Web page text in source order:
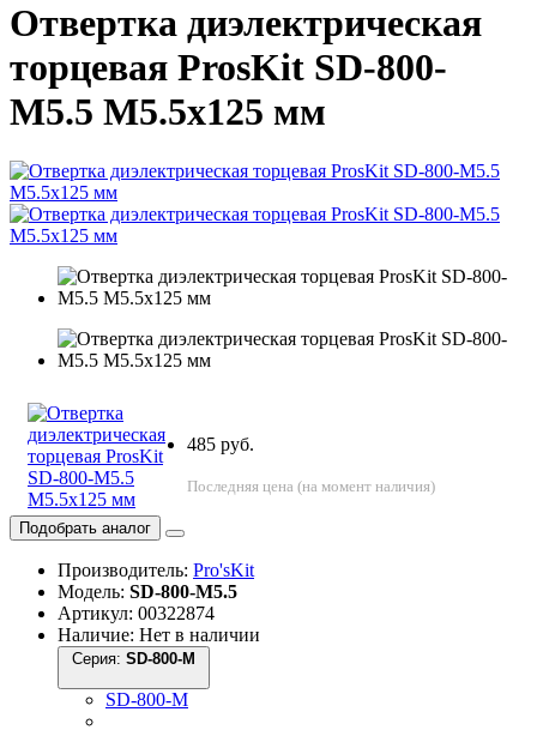
Отвертка диэлектрическая
торцевая ProsKit SD-800-
M5.5 M5.5x125 мм
485 руб.
Последняя цена (на момент наличия)
Подобрать аналог
Производитель: Pro'sKit
Модель: SD-800-M5.5
Артикул: 00322874
Наличие: Нет в наличии
Серия:
SD-800-M